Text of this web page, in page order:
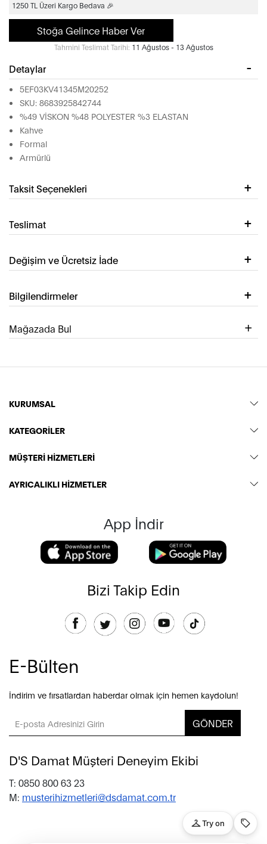
1250 TL Üzeri Kargo Bedava 🎉
Stoğa Gelince Haber Ver
Tahmini Teslimat Tarihi: 11 Ağustos - 13 Ağustos
Detaylar
5EF03KV41345M20252
SKU: 8683925842744
%49 VİSKON %48 POLYESTER %3 ELASTAN
Kahve
Formal
Armürlü
Taksit Seçenekleri
Teslimat
Değişim ve Ücretsiz İade
Bilgilendirmeler
Mağazada Bul
KURUMSAL
KATEGORİLER
MÜŞTERİ HİZMETLERİ
AYRICALIKLI HİZMETLER
App İndir
Bizi Takip Edin
E-Bülten
İndirim ve fırsatlardan haberdar olmak için hemen kaydolun!
GÖNDER
D'S Damat Müşteri Deneyim Ekibi
T: 0850 800 63 23
M: musterihizmetleri@dsdamat.com.tr